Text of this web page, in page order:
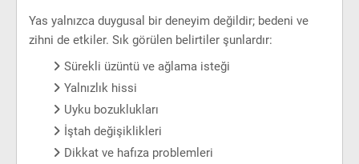
Yas yalnızca duygusal bir deneyim değildir; bedeni ve
zihni de etkiler. Sık görülen belirtiler şunlardır:
Sürekli üzüntü ve ağlama isteği
Yalnızlık hissi
Uyku bozuklukları
İştah değişiklikleri
Dikkat ve hafıza problemleri